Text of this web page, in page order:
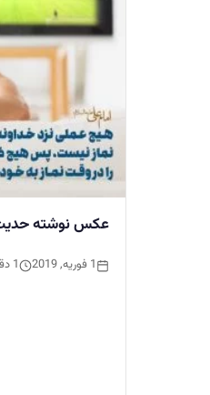
عکس نوشته
1 فوریه, 2019 1 دقیقه مطالعه